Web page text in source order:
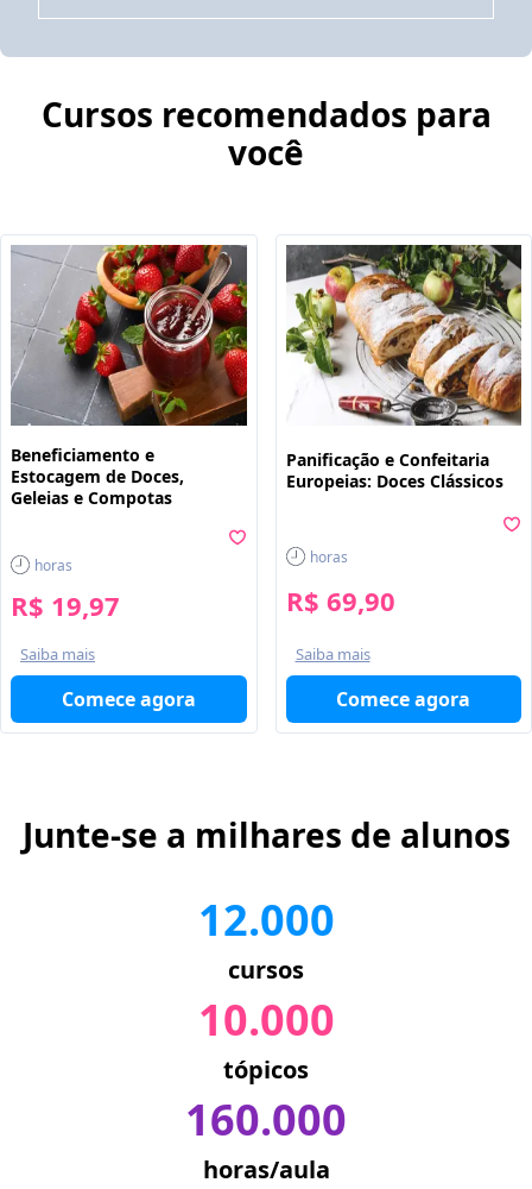
Cursos recomendados para
você
Beneficiamento e
Estocagem de Doces,
Geleias e Compotas
horas
R$ 19,97
Saiba mais
Comece agora
Panificação e Confeitaria
Europeias: Doces Clássicos
horas
R$ 69,90
Saiba mais
Comece agora
Junte-se a milhares de alunos
12.000
cursos
10.000
tópicos
160.000
horas/aula